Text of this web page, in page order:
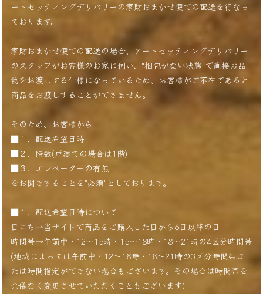
ートセッティングデリバリーの家財おまかせ便での配送を行なっ
ております。
家財おまかせ便での配送の場合、アートセッティングデリバリー
のスタッフがお客様のお家に伺い、"梱包がない状態"で直接お品
物をお渡しする仕様になっているため、お客様がご不在であると
商品をお渡しすることができません。
そのため、お客様から
■１、配送希望日時
■２、階数(戸建ての場合は1階)
■３、エレベーターの有無
をお聞きすることを"必須"としております。
■１、配送希望日時について
日にち→当サイトで商品をご購入した日から6日以降の日
時間帯→午前中・12〜15時・15〜18時・18〜21時の4区分時間帯
(地域によっては午前中・12〜18時・18〜21時の3区分時間帯ま
たは時間指定ができない場合もございます。その場合は時間帯を
余儀なく変更させていただくこともございます)